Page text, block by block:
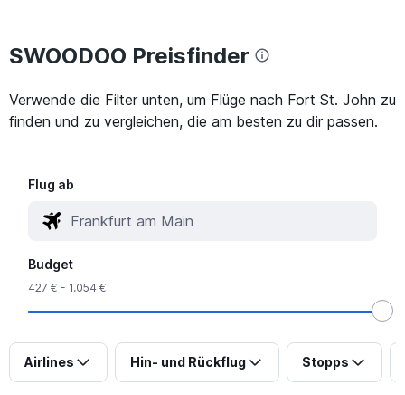
SWOODOO Preisfinder
Verwende die Filter unten, um Flüge nach Fort St. John zu
finden und zu vergleichen, die am besten zu dir passen.
Flug ab
Budget
427 € - 1.054 €
Airlines Hin- und Rückflug Stopps